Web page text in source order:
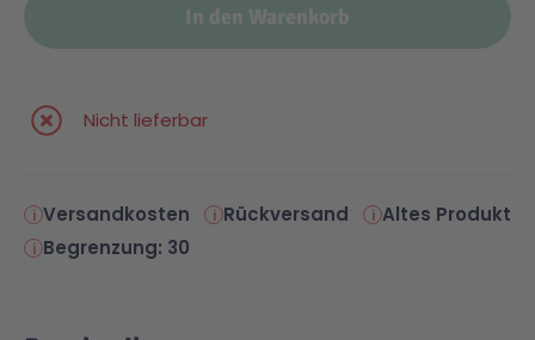
In den Warenkorb
Nicht lieferbar
Versandkosten Rückversand
Altes Produkt
Begrenzung: 30